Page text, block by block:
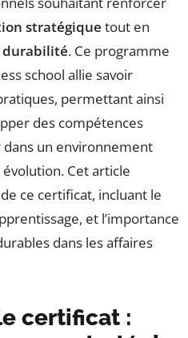
stratégique tout en
durabilité. Ce programme
school allie savoir
permettant ainsi
des compétences
un environnement
Cet article
ce certificat, incluant le
et l’importance
dans les affaires
certificat :